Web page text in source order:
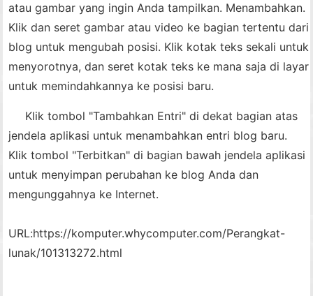
atau gambar yang ingin Anda tampilkan. Menambahkan.
Klik dan seret gambar atau video ke bagian tertentu dari
blog untuk mengubah posisi. Klik kotak teks sekali untuk
menyorotnya, dan seret kotak teks ke mana saja di layar
untuk memindahkannya ke posisi baru.
Klik tombol "Tambahkan Entri" di dekat bagian atas
jendela aplikasi untuk menambahkan entri blog baru.
Klik tombol "Terbitkan" di bagian bawah jendela aplikasi
untuk menyimpan perubahan ke blog Anda dan
mengunggahnya ke Internet.
URL:https://komputer.whycomputer.com/Perangkat-
lunak/101313272.html